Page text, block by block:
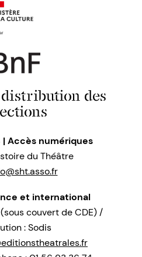
des
| Accès numériques
du Théâtre
et international
couvert de CDE) /
: Sodis